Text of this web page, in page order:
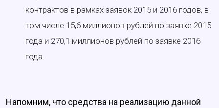
контрактов в рамках заявок 2015 и 2016 годов, в
том числе 15,6 миллионов рублей по заявке 2015
года и 270,1 миллионов рублей по заявке 2016
года.
Напомним, что средства на реализацию данной